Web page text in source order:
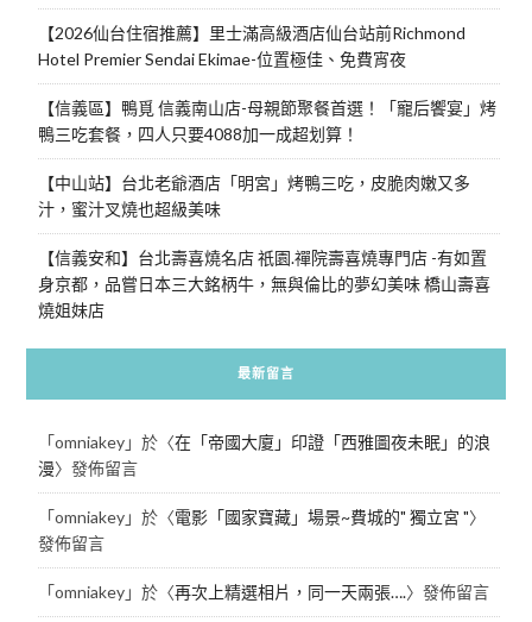
【2026仙台住宿推薦】里士滿高級酒店仙台站前Richmond
Hotel Premier Sendai Ekimae-位置極佳、免費宵夜
【信義區】鴨覓 信義南山店-母親節聚餐首選！「寵后饗宴」烤
鴨三吃套餐，四人只要4088加一成超划算！
【中山站】台北老爺酒店「明宮」烤鴨三吃，皮脆肉嫩又多
汁，蜜汁叉燒也超級美味
【信義安和】台北壽喜燒名店 祇園.禪院壽喜燒專門店 -有如置
身京都，品嘗日本三大銘柄牛，無與倫比的夢幻美味 橋山壽喜
燒姐妹店
最新留言
「omniakey」於〈在「帝國大廈」印證「西雅圖夜未眠」的浪
漫〉發佈留言
「omniakey」於〈電影「國家寶藏」場景~費城的" 獨立宮 "〉
發佈留言
「omniakey」於〈再次上精選相片，同一天兩張….〉發佈留言